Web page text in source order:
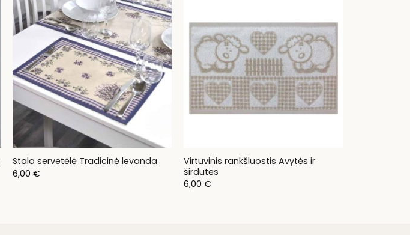
Stalo servetėlė Tradicinė levanda
6,00 €
Virtuvinis rankšluostis Avytės ir
širdutės
6,00 €